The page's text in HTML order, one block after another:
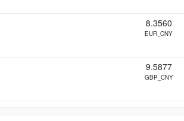
8.3560
EUR_CNY
9.5877
GBP_CNY